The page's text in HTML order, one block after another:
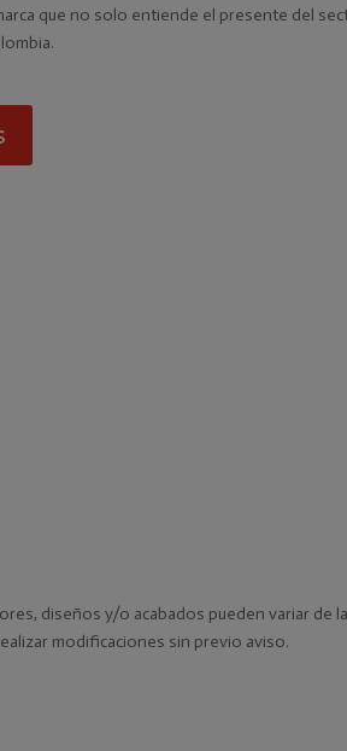
que no solo entiende el presente del
diseños y/o acabados pueden variar de
modificaciones sin previo aviso.